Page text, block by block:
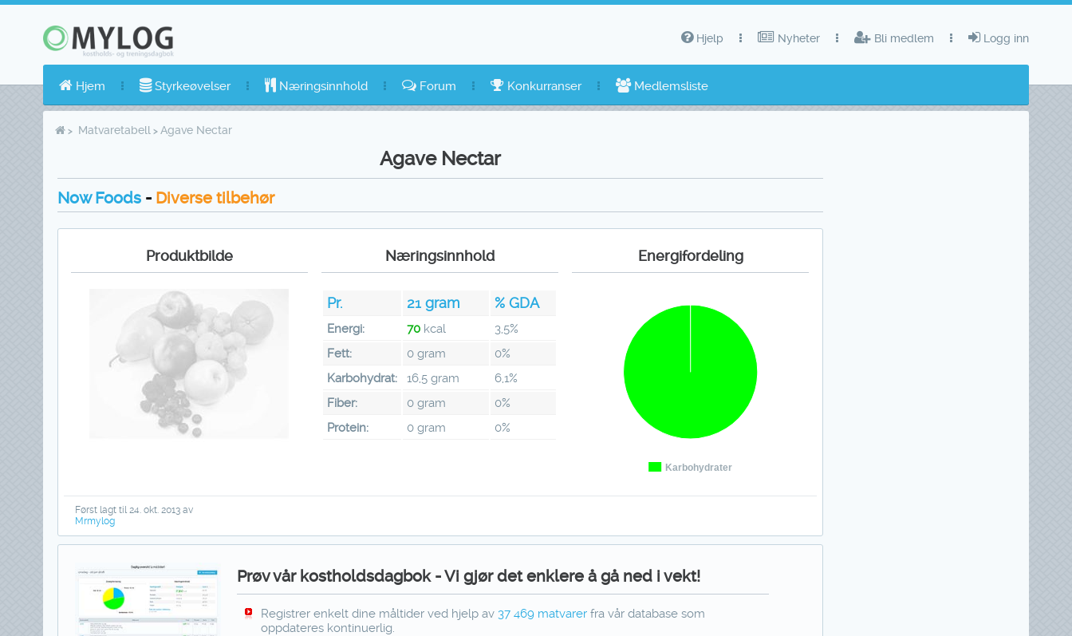
Logg inn
Bli medlem
Nyheter
Hjelp
Hjem Styrkeøvelser Næringsinnhold Forum Konkurranser Medlemsliste
Matvaretabell Agave Nectar
Agave Nectar
Now Foods - Diverse tilbehør
Produktbilde Næringsinnhold
Pr. 21 gram % GDA
Energi: 70 kcal
3,5%
Fett:
0 gram
0%
Karbohydrat:
16,5 gram
6,1%
Fiber:
0 gram
0%
Protein:
0 gram 0%
Energifordeling
Karbohydrater
Først lagt til 24. okt. 2013 av
Mrmylog
Prøv vår kostholdsdagbok - Vi gjør det enklere å gå ned i vekt!
Registrer enkelt dine måltider ved hjelp av 37 469 matvarerfra vår database som
oppdateres kontinuerlig.